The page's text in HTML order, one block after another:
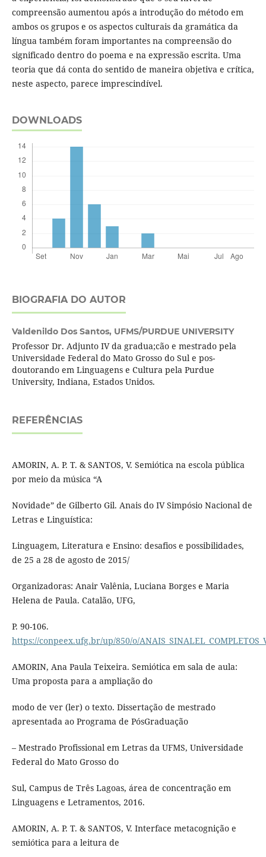
compreensão aumentou após a introdução do método em
ambos os grupos e os aspectos culturais da gramática da
língua também foram importantes na compreensão do
significado dentro do poema e na expressão escrita. Uma
teoria que dá conta do sentido de maneira objetiva e crítica,
neste aspecto, parece imprescindível.
DOWNLOADS
BIOGRAFIA DO AUTOR
Valdenildo Dos Santos, UFMS/PURDUE UNIVERSITY
Professor Dr. Adjunto IV da gradua;cão e mestrado pela
Universidade Federal do Mato Grosso do Sul e pos-
doutorando em Linguagens e Cultura pela Purdue
University, Indiana, Estados Unidos.
REFERÊNCIAS
AMORIN, A. P. T. & SANTOS, V. Semiótica na escola pública
por meio da música “A
Novidade” de Gilberto Gil. Anais do IV Simpósio Nacional de
Letras e Linguística:
Linguagem, Literatura e Ensino: desafios e possibilidades,
de 25 a 28 de agosto de 2015/
Organizadoras: Anair Valênia, Luciana Borges e Maria
Helena de Paula. Catalão, UFG,
P. 90-106.
https://conpeex.ufg.br/up/850/o/
AMORIN, Ana Paula Teixeira. Semiótica em sala de aula:
Uma proposta para a ampliação do
modo de ver (ler) o texto. Dissertação de mestrado
apresentada ao Programa de PósGraduação
– Mestrado Profissional em Letras da UFMS, Universidade
Federal do Mato Grosso do
Sul, Campus de Três Lagoas, área de concentração em
Linguagens e Letramentos, 2016.
AMORIN, A. P. T. & SANTOS, V. Interface metacognição e
semiótica para a leitura de